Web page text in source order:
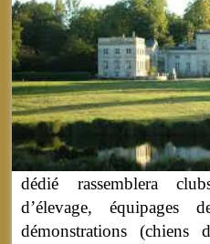
dédié rassemblera
d’élevage,
démonstrations (chiens